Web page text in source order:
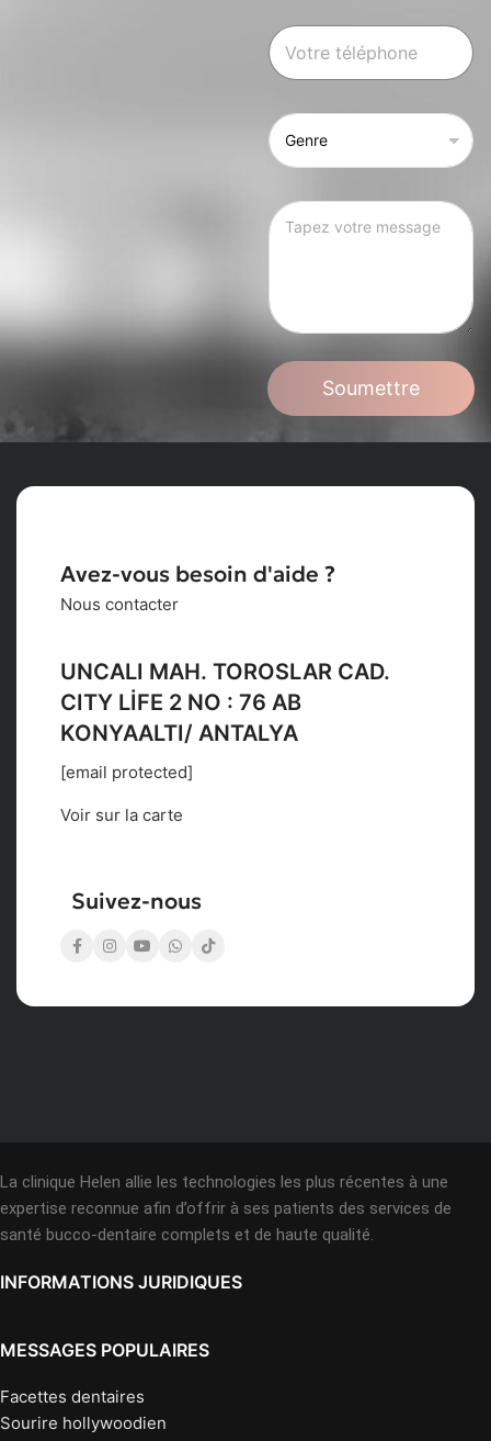
Soumettre
Avez-vous besoin d'aide ?
Nous contacter
UNCALI MAH. TOROSLAR CAD.
CITY LİFE 2 NO : 76 AB
KONYAALTI/ ANTALYA
[email protected]
Voir sur la carte
Suivez-nous
La clinique Helen allie les technologies les plus récentes à une
expertise reconnue afin d’offrir à ses patients des services de
santé bucco-dentaire complets et de haute qualité.
INFORMATIONS JURIDIQUES
MESSAGES POPULAIRES
Facettes dentaires
Sourire hollywoodien